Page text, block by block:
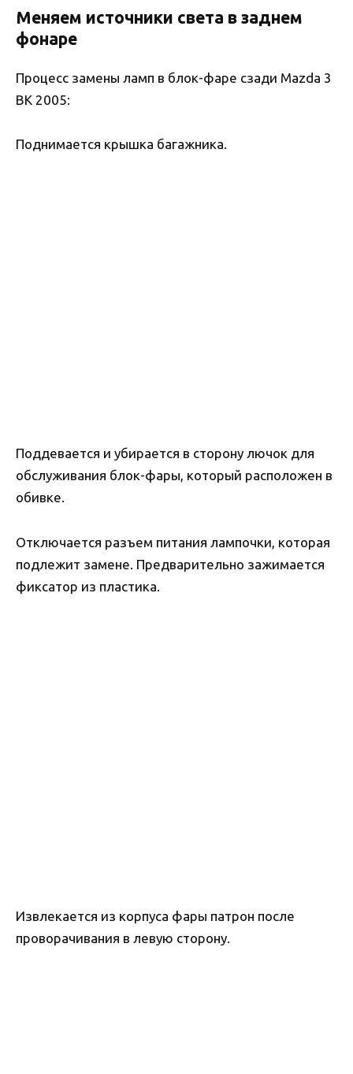
Меняем источники света в заднем
фонаре
Процесс замены ламп в блок-фаре сзади Mazda 3
BK 2005:
Поднимается крышка багажника.
Поддевается и убирается в сторону лючок для
обслуживания блок-фары, который расположен в
обивке.
Отключается разъем питания лампочки, которая
подлежит замене. Предварительно зажимается
фиксатор из пластика.
Извлекается из корпуса фары патрон после
проворачивания в левую сторону.